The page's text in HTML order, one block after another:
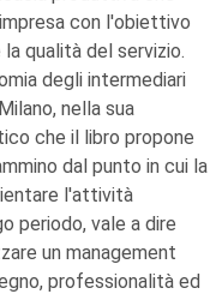
con l'obiettivo
qualità del servizio.
degli intermediari
nella sua
che il libro propone
dal punto in cui la
l'attività
periodo, vale a dire
un management
professionalità ed